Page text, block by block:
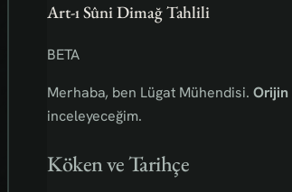
Art-ı Sûni Dimağ Tahlili
BETA
Merhaba, ben Lügat Mühendisi. Orijin
inceleyeceğim.
Köken ve Tarihçe